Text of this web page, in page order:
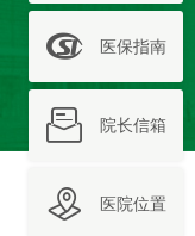
 医保指南
 院长信箱
 医院位置